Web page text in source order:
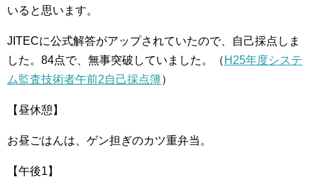
いると思います。
JITECに公式解答がアップされていたので、自己採点しま
した。84点で、無事突破していました。（ H25年度システ
ム監査技術者午前2自己採点簿）
【昼休憩】
お昼ごはんは、ゲン担ぎのカツ重弁当。
【午後1】